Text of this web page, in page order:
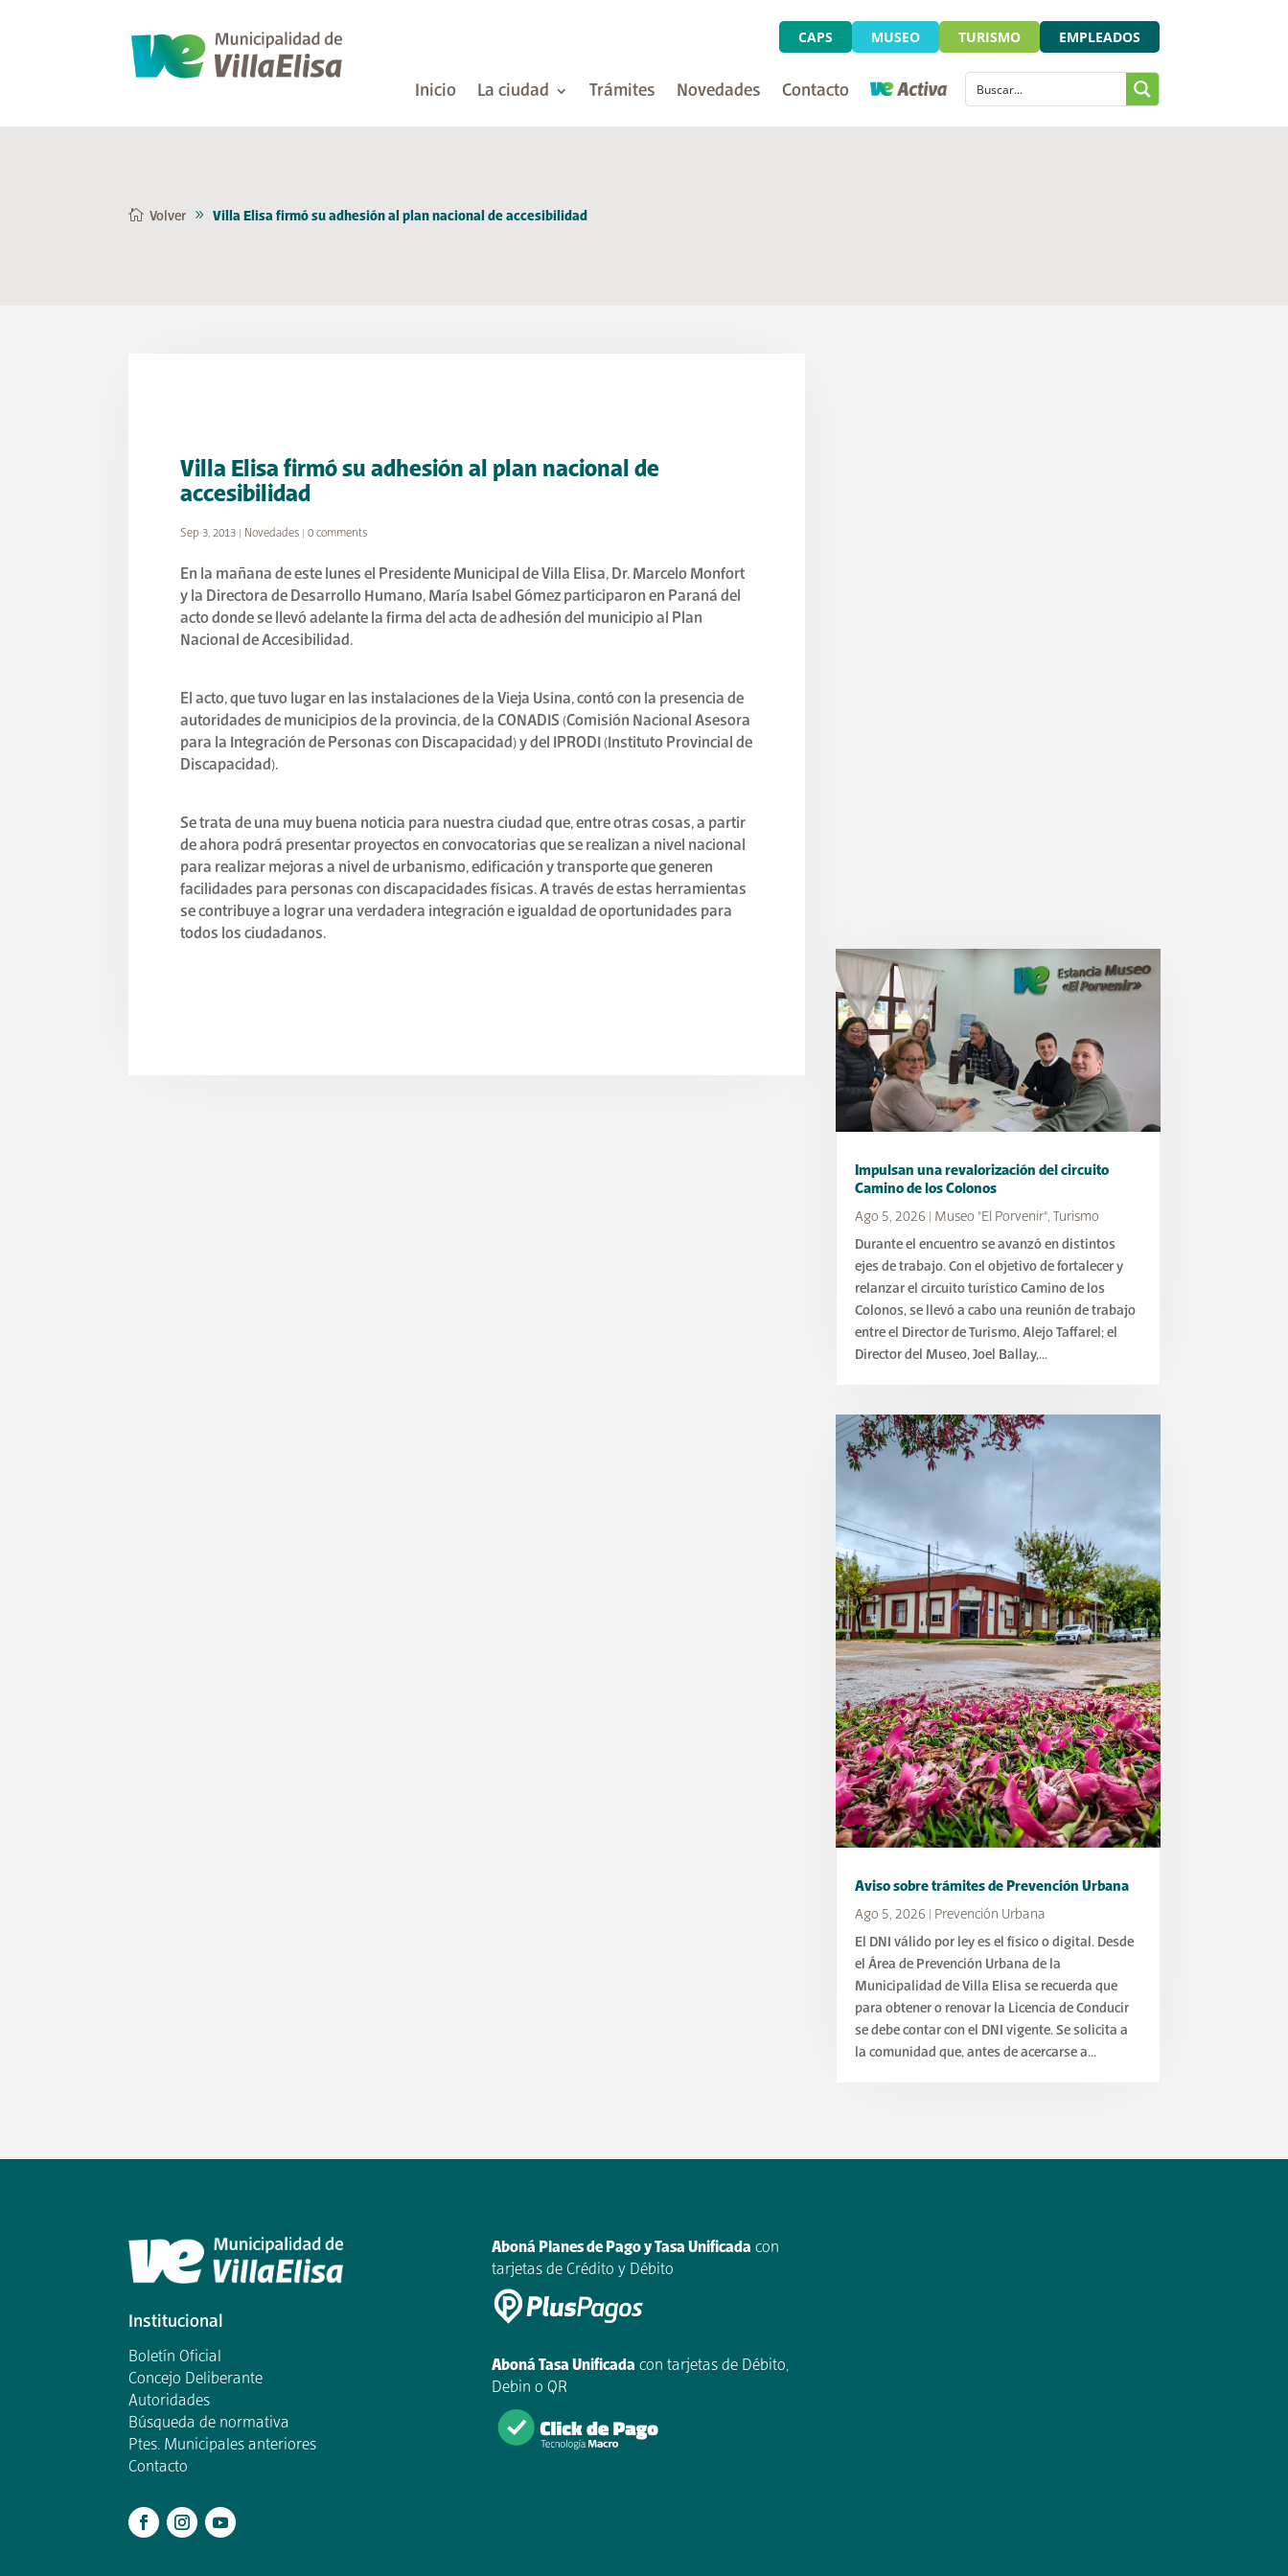
CAPS MUSEO TURISMO EMPLEADOS
Inicio La ciudad Trámites Novedades Contacto
Volver Villa Elisa firmó su adhesión al plan nacional de accesibilidad
Villa Elisa firmó su adhesión al plan nacional de
accesibilidad
Sep 3, 2013 | Novedades |0 comments
En la mañana de este lunes el Presidente Municipal de Villa Elisa, Dr. Marcelo Monfort
y la Directora de Desarrollo Humano, María Isabel Gómez participaron en Paraná del
acto donde se llevó adelante la firma del acta de adhesión del municipio al Plan
Nacional de Accesibilidad.
El acto, que tuvo lugar en las instalaciones de la Vieja Usina, contó con la presencia de
autoridades de municipios de la provincia, de la CONADIS (Comisión Nacional Asesora
para la Integración de Personas con Discapacidad) y del IPRODI (Instituto Provincial de
Discapacidad).
Se trata de una muy buena noticia para nuestra ciudad que, entre otras cosas, a partir
de ahora podrá presentar proyectos en convocatorias que se realizan a nivel nacional
para realizar mejoras a nivel de urbanismo, edificación y transporte que generen
facilidades para personas con discapacidades físicas. A través de estas herramientas
se contribuye a lograr una verdadera integración e igualdad de oportunidades para
todos los ciudadanos.
Impulsan una revalorización del circuito
Camino de los Colonos
Ago 5, 2026 Museo "El Porvenir", Turismo
Durante el encuentro se avanzó en distintos
ejes de trabajo. Con el objetivo de fortalecer y
relanzar el circuito turístico Camino de los
Colonos, se llevó a cabo una reunión de trabajo
entre el Director de Turismo, Alejo Taffarel; el
Director del Museo, Joel Ballay,...
Aviso sobre trámites de Prevención Urbana
Ago 5, 2026
Prevención Urbana
El DNI válido por ley es el físico o digital. Desde
el Área de Prevención Urbana de la
Municipalidad de Villa Elisa se recuerda que
para obtener o renovar la Licencia de Conducir
se debe contar con el DNI vigente. Se solicita a
la comunidad que, antes de acercarse a...
Institucional
Boletín Oficial
Concejo Deliberante
Autoridades
Búsqueda de normativa
Ptes. Municipales anteriores
Contacto
Aboná Planes de Pago y Tasa Unificada con
tarjetas de Crédito y Débito
Aboná Tasa Unificada con tarjetas de Débito,
Debin o QR